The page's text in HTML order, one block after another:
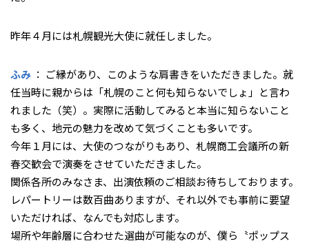
――昨年４月には札幌観光大使に就任しました。
ふみ ： ご縁があり、このような肩書きをいただきました。就
任当時に親からは「札幌のこと何も知らないでしょ」と言わ
れました（笑）。実際に活動してみると本当に知らないこと
も多く、地元の魅力を改めて気づくことも多いです。
今年１月には、大使のつながりもあり、札幌商工会議所の新
春交歓会で演奏をさせていただきました。
関係各所のみなさま、出演依頼のご相談お待ちしております。
レパートリーは数百曲ありますが、それ以外でも事前に要望
いただければ、なんでも対応します。
場所や年齢層に合わせた選曲が可能なのが、僕ら〝ポップス